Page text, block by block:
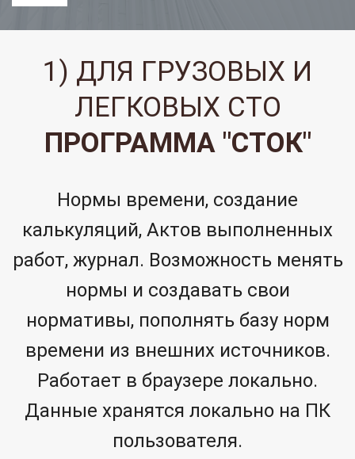
1) ДЛЯ ГРУЗОВЫХ И
ЛЕГКОВЫХ СТО
ПРОГРАММА "СТОК"
Нормы времени, создание
калькуляций, Актов выполненных
работ, журнал. Возможность менять
нормы и создавать свои
нормативы, пополнять базу норм
времени из внешних источников.
Работает в браузере локально.
Данные хранятся локально на ПК
пользователя.